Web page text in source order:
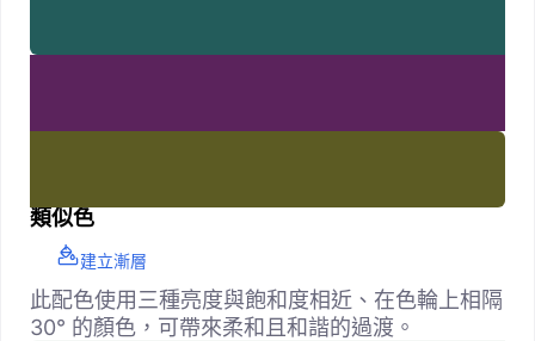
類似色
建立漸層
此配色使用三種亮度與飽和度相近、在色輪上相隔
30° 的顏色，可帶來柔和且和諧的過渡。